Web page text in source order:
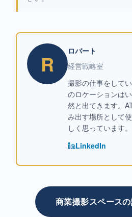
R ロバート
経営戦略室
撮影の仕事をして
のロケーションは
然と出てきます。
み出す場所として
しく思っています。
LinkedIn
商業撮影スペース